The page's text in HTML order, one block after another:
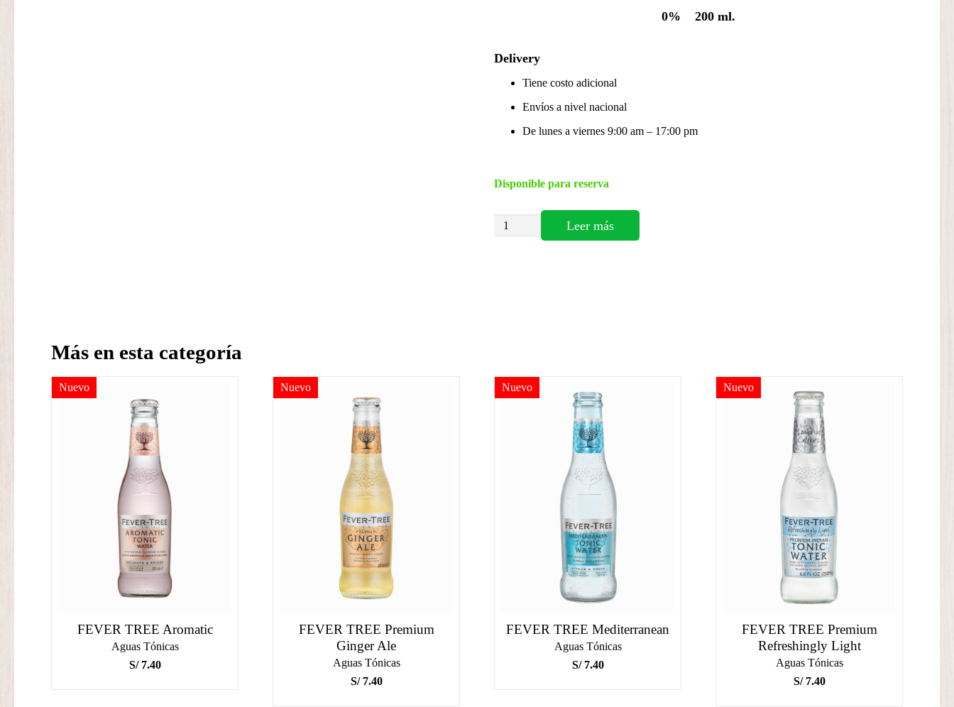
0%
200 ml.
Delivery
Tiene costo adicional
Envíos a nivel nacional
De lunes a viernes 9:00 am – 17:00 pm
Disponible para reserva
FEVER
Leer más
Más en esta categoría
FEVER TREE Aromatic
Aguas Tónicas
S/7.40
Nuevo
FEVER TREE Premium
Ginger Ale
Aguas Tónicas
S/7.40
Nuevo
FEVER TREE Mediterranean
Aguas Tónicas
S/7.40
Nuevo
FEVER TREE Premium
Refreshingly Light
Aguas Tónicas
S/7.40
Nuevo